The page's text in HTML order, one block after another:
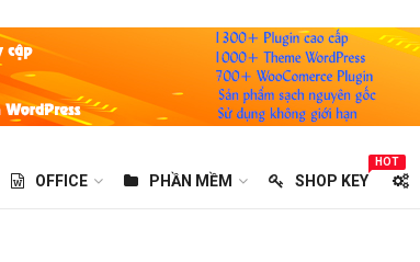
OFFICE PHẦN MỀM SHOP KEY
HOT